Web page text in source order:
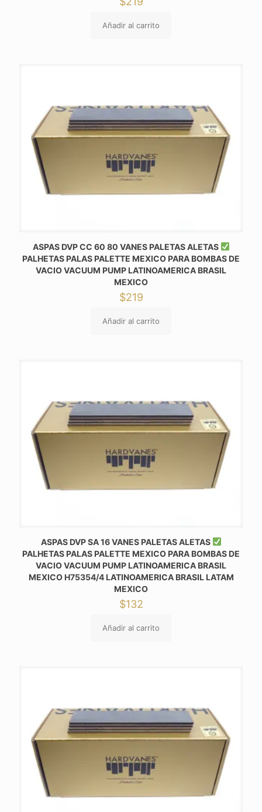
Añadir al carrito
ASPAS DVP CC 60 80 VANES PALETAS ALETAS
PALHETAS PALAS PALETTE MEXICO PARA BOMBAS DE
VACIO VACUUM PUMP LATINOAMERICA BRASIL
MEXICO
$219
Añadir al carrito
ASPAS DVP SA 16 VANES PALETAS ALETAS
PALHETAS PALAS PALETTE MEXICO PARA BOMBAS DE
VACIO VACUUM PUMP LATINOAMERICA BRASIL
MEXICO H75354/4 LATINOAMERICA BRASIL LATAM
MEXICO
$132
Añadir al carrito